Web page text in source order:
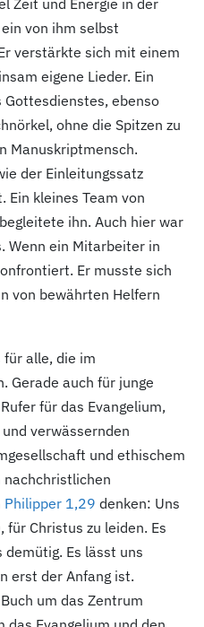
Zeit und Energie in der
von ihm selbst
verstärkte sich mit einem
eigene Lieder. Ein
Gottesdienstes, ebenso
ohne die Spitzen zu
Manuskriptmensch.
der Einleitungssatz
kleines Team von
ihn. Auch hier war
Wenn ein Mitarbeiter in
Er musste sich
von bewährten Helfern
für alle, die im
Gerade auch für junge
für das Evangelium,
verwässernden
und ethischem
nachchristlichen
Philipper 1,29 denken: Uns
für Christus zu leiden. Es
Es lässt uns
erst der Anfang ist.
um das Zentrum